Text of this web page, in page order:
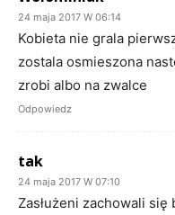
24 maja 2017 W 06:14
Kobieta nie grala
zostala osmieszona
zrobi albo na zwalce
Odpowiedz
tak
24 maja 2017 W 07:10
Zasłużeni zachowali